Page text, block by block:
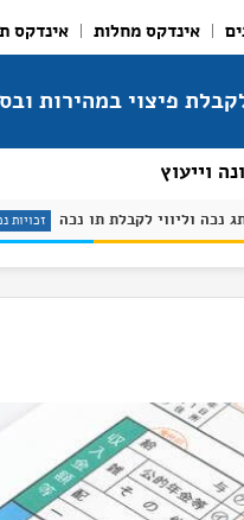
אינדקס מחלות אינדקס
פיצוי במהירות
וייעוץ
תו נכה/תג נכה וליווי לקבלת